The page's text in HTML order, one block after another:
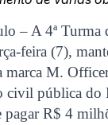
– A 4ª
feira (7),
marca M.
civil pública
pagar R$ 4